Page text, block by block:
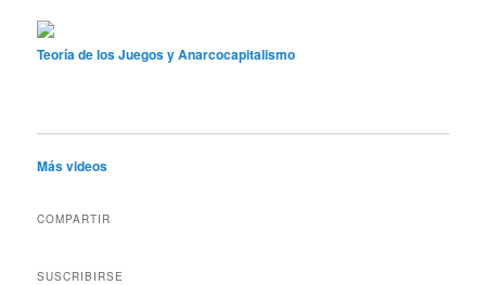
Teoría de los Juegos y Anarcocapitalismo
Más videos
COMPARTIR
SUSCRIBIRSE